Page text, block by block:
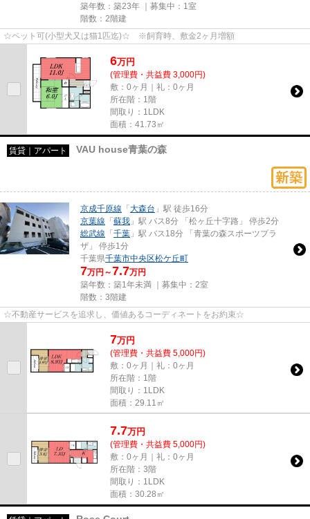
築年数：築23年 ｜募集中： 1室
階数：2階建
☆ペット可(小型犬又は猫1匹迄)☆ ※飼育時、敷金2ヶ月増額
6万円
(管理費・共益費 3,000円)
敷：0ヶ月｜礼：0ヶ月
所在階：1階
間取り：1LDK
面積：41.73㎡
賃貸｜アパート VAU house青葉の森
京成千原線 「大森台 」駅 徒歩16分
京葉線 「蘇我 」駅 バス8分 「松ヶ丘十字路」 停歩2分
総武線 「千葉 」駅 バス18分 「青葉の森スポーツプラ
ザ」 停歩1分
千葉県千葉市中央区松ケ丘町
7万円～7.7万円
築年数：築1年未満 ｜募集中： 2室
階数：3階建
☆不動産サービスを追求し、価値あるコーディネートをお約束☆
7万円
(管理費・共益費 5,000円)
敷：0ヶ月｜礼：0ヶ月
所在階：1階
間取り：1LDK
面積：29.11㎡
7.7万円
(管理費・共益費 5,000円)
敷：0ヶ月｜礼：0ヶ月
所在階：3階
間取り：1LDK
面積：30.28㎡